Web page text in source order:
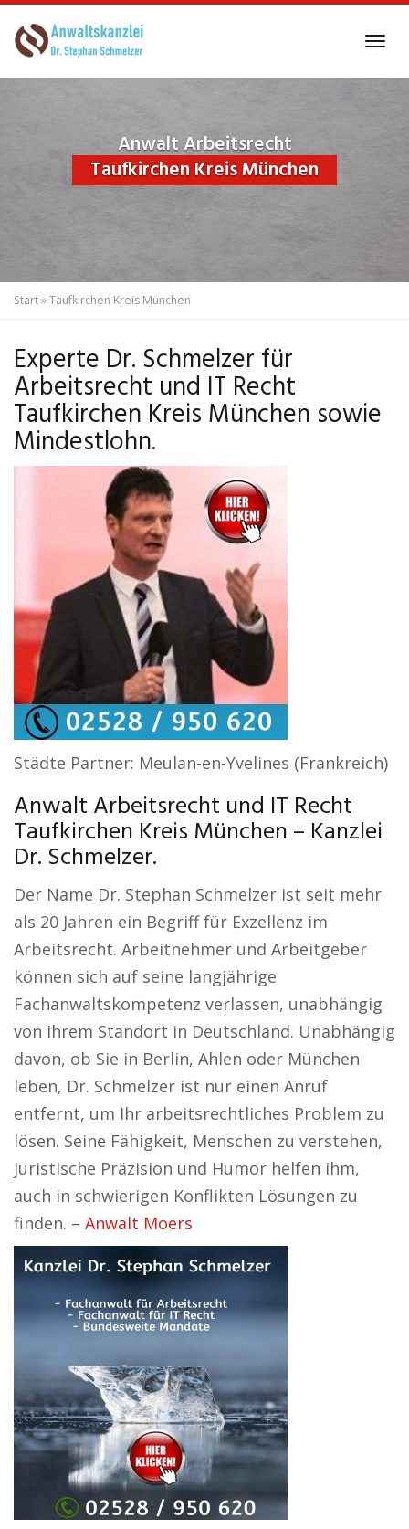
to
Anwalt Arbeitsrecht
Taufkirchen Kreis München
Start»Taufkirchen Kreis München
Experte Dr. Schmelzer für
Arbeitsrecht und IT Recht
Taufkirchen Kreis München sowie
Mindestlohn.
Städte Partner: Meulan-en-Yvelines (Frankreich)
Anwalt Arbeitsrecht und IT Recht
Taufkirchen Kreis München – Kanzlei
Dr. Schmelzer.
Der Name Dr. Stephan Schmelzer ist seit mehr
als 20 Jahren ein Begriff für Exzellenz im
Arbeitsrecht. Arbeitnehmer und Arbeitgeber
können sich auf seine langjährige
Fachanwaltskompetenz verlassen, unabhängig
von ihrem Standort in Deutschland. Unabhängig
davon, ob Sie in Berlin, Ahlen oder München
leben, Dr. Schmelzer ist nur einen Anruf
entfernt, um Ihr arbeitsrechtliches Problem zu
lösen. Seine Fähigkeit, Menschen zu verstehen,
juristische Präzision und Humor helfen ihm,
auch in schwierigen Konflikten Lösungen zu
finden. – Anwalt Moers